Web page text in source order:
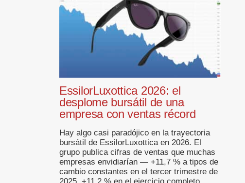
EssilorLuxottica 2026: el
desplome bursátil de una
empresa con ventas récord
Hay algo casi paradójico en la trayectoria
bursátil de EssilorLuxottica en 2026. El
grupo publica cifras de ventas que muchas
empresas envidiarían — +11,7 % a tipos de
cambio constantes en el tercer trimestre de